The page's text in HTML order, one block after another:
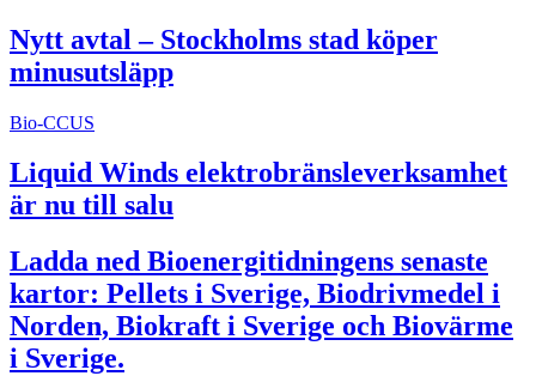
Nytt avtal – Stockholms stad köper
minusutsläpp
Bio-CCUS
Liquid Winds elektrobränsleverksamhet
är nu till salu
Ladda ned Bioenergitidningens senaste
kartor: Pellets i Sverige, Biodrivmedel i
Norden, Biokraft i Sverige och Biovärme
i Sverige.